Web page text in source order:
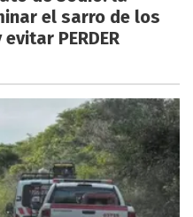
el sarro de los
PERDER